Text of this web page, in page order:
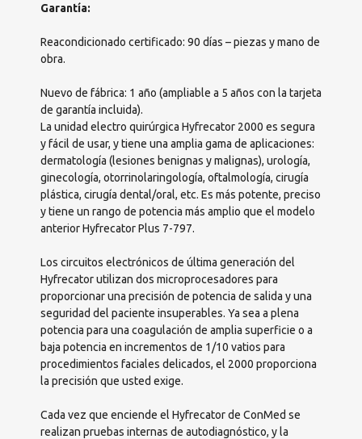
Garantía:
Reacondicionado certificado: 90 días – piezas y mano de
obra.
Nuevo de fábrica: 1 año (ampliable a 5 años con la tarjeta
de garantía incluida).
La unidad electro quirúrgica Hyfrecator 2000 es segura
y fácil de usar, y tiene una amplia gama de aplicaciones:
dermatología (lesiones benignas y malignas), urología,
ginecología, otorrinolaringología, oftalmología, cirugía
plástica, cirugía dental/oral, etc. Es más potente, preciso
y tiene un rango de potencia más amplio que el modelo
anterior Hyfrecator Plus 7-797.
Los circuitos electrónicos de última generación del
Hyfrecator utilizan dos microprocesadores para
proporcionar una precisión de potencia de salida y una
seguridad del paciente insuperables. Ya sea a plena
potencia para una coagulación de amplia superficie o a
baja potencia en incrementos de 1/10 vatios para
procedimientos faciales delicados, el 2000 proporciona
la precisión que usted exige.
Cada vez que enciende el Hyfrecator de ConMed se
realizan pruebas internas de autodiagnóstico, y la